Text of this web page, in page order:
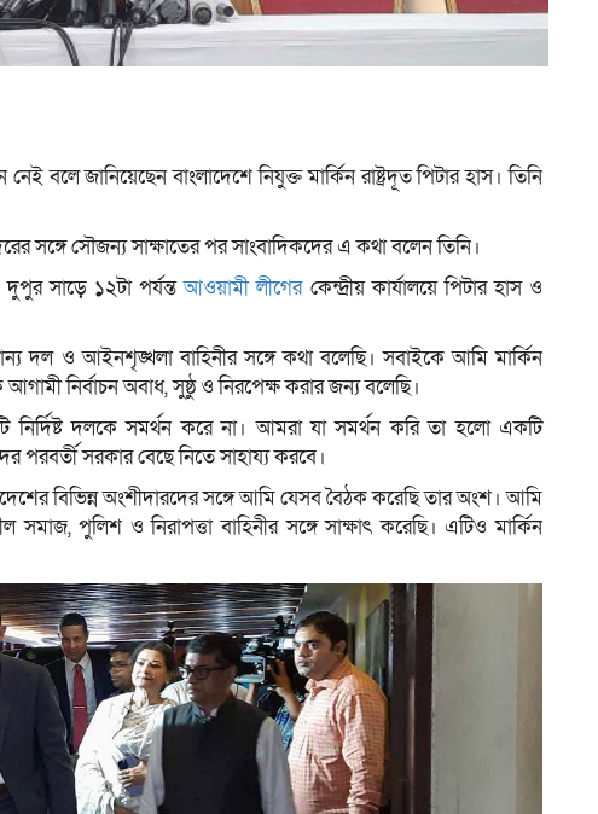
বলে জানিয়েছেন বাংলাদেশে নিযুক্ত মার্কিন রাষ্ট্রদূত পিটার হাস। তিনি
সঙ্গে সৌজন্য সাক্ষাতের পর সাংবাদিকদের এ কথা বলেন তিনি।
সাড়ে ১২টা পর্যন্তআওয়ামী লীগেরকেন্দ্রীয় কার্যালয়ে পিটার হাস ও
দল ও আইনশৃঙ্খলা বাহিনীর সঙ্গে কথা বলেছি। সবাইকে আমি মার্কিন
নির্বাচন অবাধ, সুষ্ঠু ও নিরপেক্ষ করার জন্য বলেছি।
নির্দিষ্ট দলকে সমর্থন করে না। আমরা যা সমর্থন করি তা হলো একটি
পরবর্তী সরকার বেছে নিতে সাহায্য করবে।
বিভিন্ন অংশীদারদের সঙ্গে আমি যেসব বৈঠক করেছি তার অংশ। আমি
পুলিশ ও নিরাপত্তা বাহিনীর সঙ্গে সাক্ষাৎ করেছি। এটিও মার্কিন